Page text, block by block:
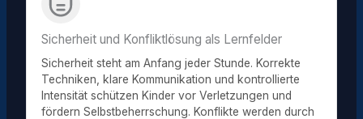
Sicherheit und Konfliktlösung als Lernfelder
Sicherheit steht am Anfang jeder Stunde. Korrekte
Techniken, klare Kommunikation und kontrollierte
Intensität schützen Kinder vor Verletzungen und
fördern Selbstbeherrschung. Konflikte werden durch